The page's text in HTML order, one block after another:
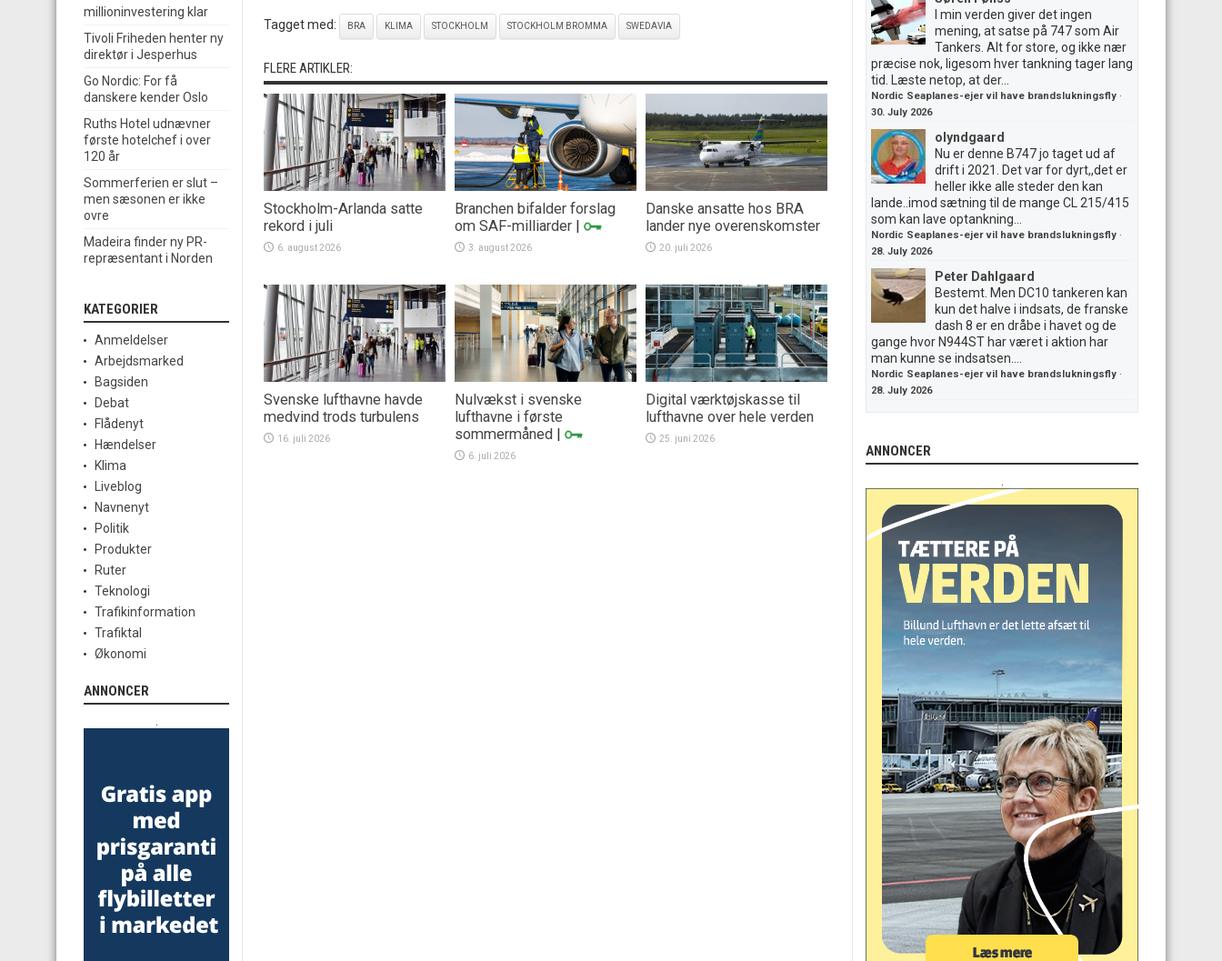
Tagget med: BRA KLIMA STOCKHOLM STOCKHOLM BROMMA SWEDAVIA
FLERE ARTIKLER:
Stockholm-Arlanda satte
rekord i juli
6. august 2026
Branchen bifalder forslag
om SAF-milliarder |
3. august 2026
Danske ansatte hos BRA
lander nye overenskomster
20. juli 2026
Svenske lufthavne havde
medvind trods turbulens
16. juli 2026
Nulvækst i svenske
lufthavne i første
sommermåned |
6. juli 2026
Digital værktøjskasse til
lufthavne over hele verden
25. juni 2026
millioninvestering klar
Tivoli Friheden henter ny
direktør i Jesperhus
Go Nordic: For få
danskere kender Oslo
Ruths Hotel udnævner
første hotelchef i over
120 år
Sommerferien er slut –
men sæsonen er ikke
ovre
Madeira finder ny PR-
repræsentant i Norden
KATEGORIER
Anmeldelser
Arbejdsmarked
Bagsiden
Debat
Flådenyt
Hændelser
Klima
Liveblog
Navnenyt
Politik
Produkter
Ruter
Teknologi
Trafikinformation
Trafiktal
Økonomi
ANNONCER
I min verden giver det ingen
mening, at satse på 747 som Air
Tankers. Alt for store, og ikke nær
præcise nok, ligesom hver tankning tager lang
tid. Læste netop, at der...
Nordic Seaplanes-ejer vil have brandslukningsfly ·
30. July 2026
olyndgaard
Nu er denne B747 jo taget ud af
drift i 2021. Det var for dyrt,,det er
heller ikke alle steder den kan
lande..imod sætning til de mange CL 215/415
som kan lave optankning...
Nordic Seaplanes-ejer vil have brandslukningsfly ·
28. July 2026
Peter Dahlgaard
Bestemt. Men DC10 tankeren kan
kun det halve i indsats, de franske
dash 8 er en dråbe i havet og de
gange hvor N944ST har været i aktion har
man kunne se indsatsen....
Nordic Seaplanes-ejer vil have brandslukningsfly ·
28. July 2026
ANNONCER